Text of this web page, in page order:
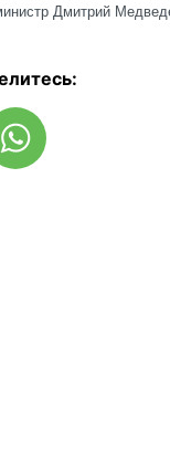
Дмитрий